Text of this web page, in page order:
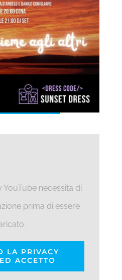
necessita di
prima di essere
LA PRIVACY
ACCETTO